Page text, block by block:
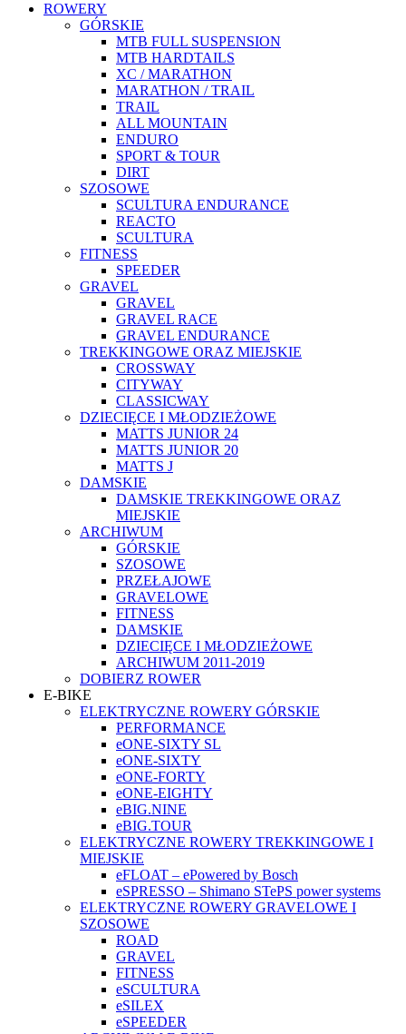
ROWERY
GÓRSKIE
MTB FULL SUSPENSION
MTB HARDTAILS
XC / MARATHON
MARATHON / TRAIL
TRAIL
ALL MOUNTAIN
ENDURO
SPORT & TOUR
DIRT
SZOSOWE
SCULTURA ENDURANCE
REACTO
SCULTURA
FITNESS
SPEEDER
GRAVEL
GRAVEL
GRAVEL RACE
GRAVEL ENDURANCE
TREKKINGOWE ORAZ MIEJSKIE
CROSSWAY
CITYWAY
CLASSICWAY
DZIECIĘCE I MŁODZIEŻOWE
MATTS JUNIOR 24
MATTS JUNIOR 20
MATTS J
DAMSKIE
DAMSKIE TREKKINGOWE ORAZ
MIEJSKIE
ARCHIWUM
GÓRSKIE
SZOSOWE
PRZEŁAJOWE
GRAVELOWE
FITNESS
DAMSKIE
DZIECIĘCE I MŁODZIEŻOWE
ARCHIWUM 2011-2019
DOBIERZ ROWER
E-BIKE
ELEKTRYCZNE ROWERY GÓRSKIE
PERFORMANCE
eONE-SIXTY SL
eONE-SIXTY
eONE-FORTY
eONE-EIGHTY
eBIG.NINE
eBIG.TOUR
ELEKTRYCZNE ROWERY TREKKINGOWE I
MIEJSKIE
eFLOAT – ePowered by Bosch
eSPRESSO – Shimano STePS power systems
ELEKTRYCZNE ROWERY GRAVELOWE I
SZOSOWE
ROAD
GRAVEL
FITNESS
eSCULTURA
eSILEX
eSPEEDER